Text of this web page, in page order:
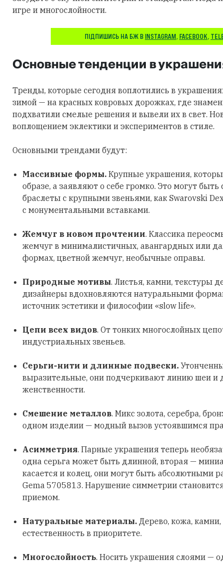
игре и многослойности.
ПІДПИШИСЬ НА БЖ В INSTAGRAM, FACEBOOK,
Основные тенденции в
Тренды, которые сегодня воплотились в
зимой — на красных ковровых дорожках, где
подхватили смелые решения и вывели их в свет.
воплощением эклектики и экспериментов в стиле.
Основными трендами будут:
Массивные формы. Крупные украшения,
образе, а заявляют о себе громко. Это могут быть
браслеты с крупными звеньями, как Swarovski
с монументальными вставками.
Жемчуг в новом прочтении. Классика
жемчуг в минималистичных, авангардных или
формах, цветной жемчуг, необычные оправы.
Природные мотивы. Листья, камни, текстуры
дизайнеры вдохновляются натуральными
источник эстетики и философии «slow life».
Цепи всех видов. От тонких многослойных
индустриальных звеньев.
Серьги-нити и длинные подвески.
выразительные, они подчеркивают линию шеи и
женственности.
Смешение металлов. Микс золота, серебра,
одном изделии — модный вызов устоявшимся
Асимметрия. Парные украшения теперь
одна серьга может быть длинной, вторая —
касается и колец, они могут быть абсолютными
Gema 5705813. Нарушение симметрии
приемом.
Натуральные материалы. Дерево, кожа,
естественность в приоритете.
Многослойность. Носить украшения слоями —